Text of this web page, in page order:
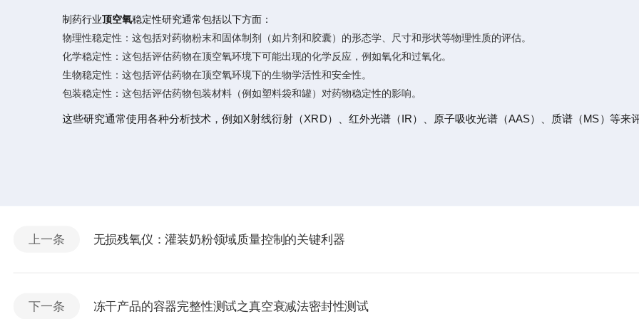
制药行业顶空氧稳定性研究通常包括以下方面：
物理性稳定性：这包括对药物粉末和固体制剂（如片剂和胶囊）的形态学、尺寸和形状等物理性质的评估。
化学稳定性：这包括评估药物在顶空氧环境下可能出现的化学反应，例如氧化和过氧化。
生物稳定性：这包括评估药物在顶空氧环境下的生物学活性和安全性。
包装稳定性：这包括评估药物包装材料（例如塑料袋和罐）对药物稳定性的影响。
这些研究通常使用各种分析技术，例如X射线衍射（XRD）、红外光谱（IR）、原子吸收光谱（AAS）、质谱（MS）等来
上一条 无损残氧仪：灌装奶粉领域质量控制的关键利器
下一条 冻干产品的容器完整性测试之真空衰减法密封性测试